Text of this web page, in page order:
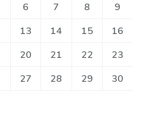
6 7 8
9
13 14 15
16
20 21 22
23
27 28 29
30